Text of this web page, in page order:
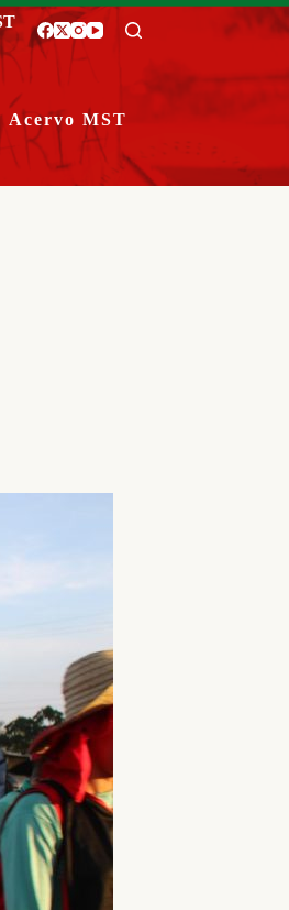
Acervo MST